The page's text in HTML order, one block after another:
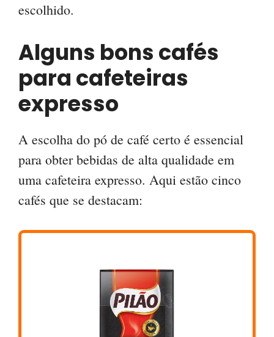
escolhido.
Alguns bons cafés
para cafeteiras
expresso
A escolha do pó de café certo é essencial
para obter bebidas de alta qualidade em
uma cafeteira expresso. Aqui estão cinco
cafés que se destacam: